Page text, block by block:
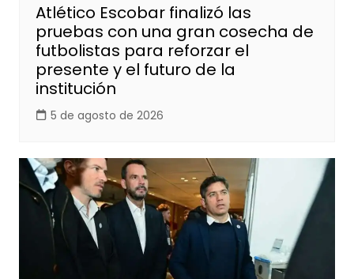
Atlético Escobar finalizó las
pruebas con una gran cosecha de
futbolistas para reforzar el
presente y el futuro de la
institución
5 de agosto de 2026